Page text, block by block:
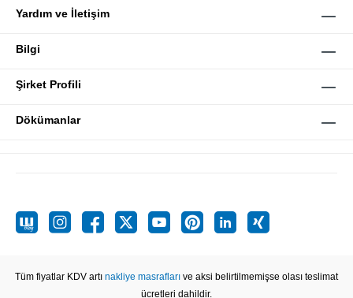
Yardım ve İletişim
Bilgi
Şirket Profili
Dökümanlar
Tüm fiyatlar KDV artı nakliye masrafları ve aksi belirtilmemişse olası teslimat
ücretleri dahildir.